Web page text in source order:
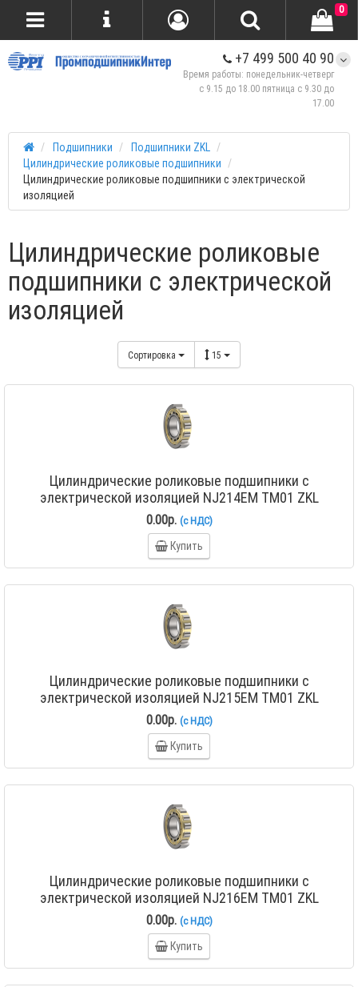
+7 499 500 40 90
Время работы: понедельник-четверг
с 9.15 до 18.00 пятница с 9.30 до
17.00
0
Подшипники
Подшипники ZKL
Цилиндрические роликовые подшипники
Цилиндрические роликовые подшипники с электрической
изоляцией
Цилиндрические роликовые
подшипники с электрической
изоляцией
Сортировка 15
Цилиндрические роликовые подшипники с
электрической изоляцией NJ214EM TM01 ZKL
0.00р. (с НДС)
Купить
Цилиндрические роликовые подшипники с
электрической изоляцией NJ215EM TM01 ZKL
0.00р. (с НДС)
Купить
Цилиндрические роликовые подшипники с
электрической изоляцией NJ216EM TM01 ZKL
0.00р. (с НДС)
Купить